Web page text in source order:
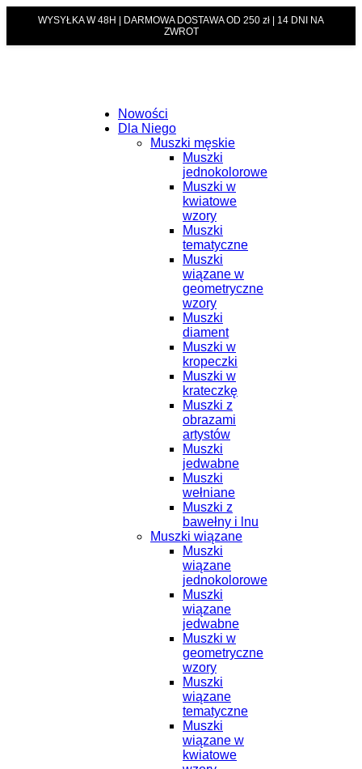
WYSYŁKA W 48H | DARMOWA DOSTAWA OD 250 zł | 14 DNI NA
ZWROT
Nowości
Dla Niego
Muszki męskie
Muszki
jednokolorowe
Muszki w
kwiatowe
wzory
Muszki
tematyczne
Muszki
wiązane w
geometryczne
wzory
Muszki
diament
Muszki w
kropeczki
Muszki w
krateczkę
Muszki z
obrazami
artystów
Muszki
jedwabne
Muszki
wełniane
Muszki z
bawełny i lnu
Muszki wiązane
Muszki
wiązane
jednokolorowe
Muszki
wiązane
jedwabne
Muszki w
geometryczne
wzory
Muszki
wiązane
tematyczne
Muszki
wiązane w
kwiatowe